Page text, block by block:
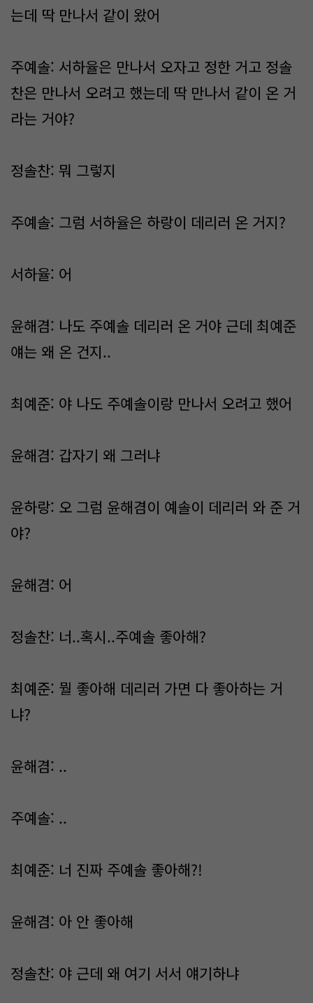
는데 딱 만나서 같이 왔어
주예솔: 서하율은 만나서 오자고 정한 거고 정솔
찬은 만나서 오려고 했는데 딱 만나서 같이 온 거
라는 거야?
정솔찬: 뭐 그렇지
주예솔: 그럼 서하율은 하랑이 데리러 온 거지?
서하율: 어
윤해겸: 나도 주예솔 데리러 온 거야 근데 최예준
얘는 왜 온 건지..
최예준: 야 나도 주예솔이랑 만나서 오려고 했어
윤해겸: 갑자기 왜 그러냐
윤하랑: 오 그럼 윤해겸이 예솔이 데리러 와 준 거
야?
윤해겸: 어
정솔찬: 너..혹시..주예솔 좋아해?
최예준: 뭘 좋아해 데리러 가면 다 좋아하는 거
냐?
윤해겸: ..
주예솔: ..
최예준: 너 진짜 주예솔 좋아해?!
윤해겸: 아 안 좋아해
정솔찬: 야 근데 왜 여기 서서 얘기하냐